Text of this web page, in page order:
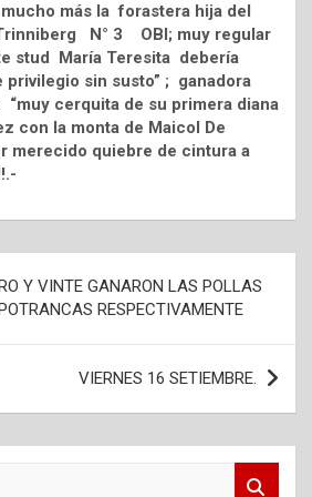
más la forastera hija del
N° 3 OBI; muy regular
stud María Teresita debería
privilegio sin susto” ; ganadora
cerquita de su primera diana
con la monta de Maicol De
merecido quiebre de cintura a
Y VINTE GANARON LAS POLLAS
RESPECTIVAMENTE
VIERNES 16 SETIEMBRE.